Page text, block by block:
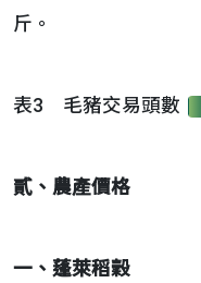
斤。
表3 毛豬交易頭數
貳、 農產價格
一、蓬萊稻穀